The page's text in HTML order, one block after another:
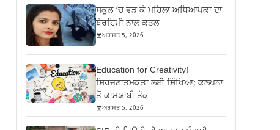
ਸਕੂਲ ‘ਚ ਵੜ ਕੇ ਮਹਿਲਾ ਅਧਿਆਪਕਾ ਦਾ
ਬੇਰਹਿਮੀ ਨਾਲ ਕਤਲ
ਅਗਸਤ 5, 2026
Education for Creativity!
ਸਿਰਜਣਾਤਮਕਤਾ ਲਈ ਸਿੱਖਿਆ; ਕਲਪਨਾ
ਤੋਂ ਕਾਮਯਾਬੀ ਤੱਕ
ਅਗਸਤ 5, 2026